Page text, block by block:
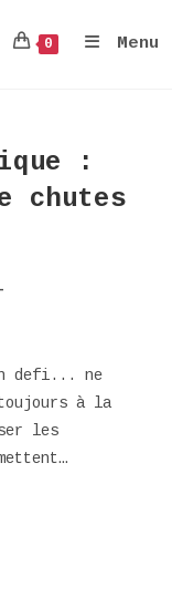
0 Menu
:
chutes
defi... ne
à la
les